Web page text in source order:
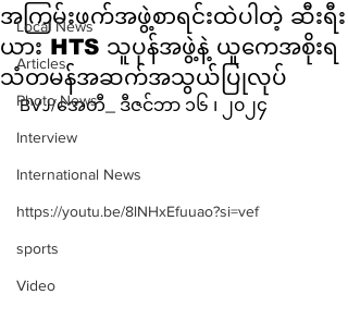
Local News
Articles
Photo News
Interview
International News
https://youtu.be/8lNHxEfuuao?si=vef
sports
Video
အကြမ်းဖက်အဖွဲ့စာရင်းထဲပါတဲ့ ဆီးရီး
ယား HTS သူပုန်အဖွဲ့နဲ့ ယူကေအစိုးရ
သံတမန်အဆက်အသွယ်ပြုလုပ်
BVJ/အေတီ_ ဒီဇင်ဘာ ၁၆ ၊ ၂၀၂၄